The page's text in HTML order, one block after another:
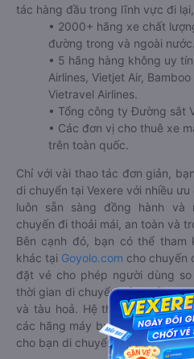
tác hàng đầu trong lĩnh vực đi
• 2000+ hãng xe chất
đường trong và ngoài nước.
• 5 hãng hàng không uy
Airlines, Vietjet Air,
Vietravel Airlines.
• Tổng công ty Đường sắt
• Các đơn vị cho thuê xe
trên toàn quốc.
Chỉ với vài thao tác đơn giản,
di chuyển tại Vexere với nhiều
luôn sẵn sàng đồng hành và
chuyến đi thoải mái, an toàn và
Bên cạnh đó, bạn có thể tham
khác tại Goyolo.com cho chuyến
đặt vé cho phép người dùng so
thời gian di chuyển của nhiều
và tàu hoả. Hệ thống của
các hãng máy bay, xe khách và
cho bạn di chuyển.